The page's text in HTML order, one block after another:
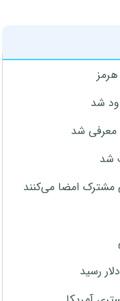
شد
معرفی شد
شد
مشترک امضا می‌کنند